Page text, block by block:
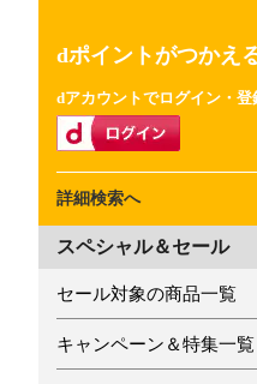
dポイントがつかえ
dアカウントでログイン・登
詳細検索へ
スペシャル＆セール
セール対象の商品一覧
キャンペーン＆特集一覧